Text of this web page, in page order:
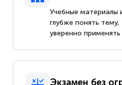
Учебные
глубже понять тему,
уверенно применять
Экзамен без